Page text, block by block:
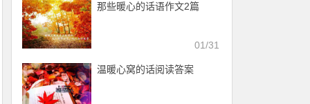
那些暖心的话语作文2篇
01/31
温暖心窝的话阅读答案